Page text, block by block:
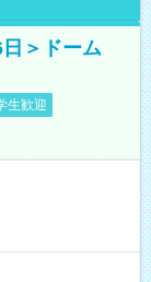
＞ドーム
生歓迎